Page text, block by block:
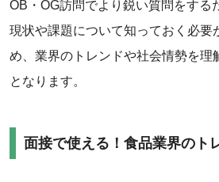
OB・OG訪問でより鋭い質問をする
現状や課題について知っておく必要
め、業界のトレンドや社会情勢を理
となります。
面接で使える！食品業界のト